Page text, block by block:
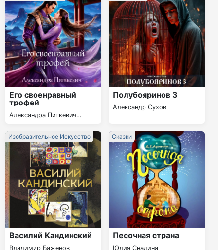
Его своенравный
трофей
Александра Питкевич
Полубояринов 3
Александр Сухов
Василий Кандинский
Владимир Баженов
Изобразительное Искусство
Песочная страна
Юлия Снадина
Сказки